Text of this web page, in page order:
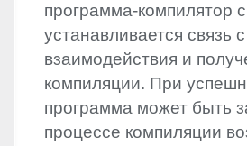
программа-компилятор
устанавливается связь
взаимодействия и
компиляции. При
программа может быть
процессе компиляции